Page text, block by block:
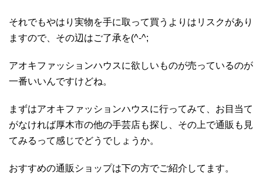
それでもやはり実物を手に取って買うよりはリスクがあり
ますので、その辺はご了承を(^-^;
アオキファッションハウスに欲しいものが売っているのが
一番いいんですけどね。
まずはアオキファッションハウスに行ってみて、お目当て
がなければ厚木市の他の手芸店も探し、その上で通販も見
てみるって感じでどうでしょうか。
おすすめの通販ショップは下の方でご紹介してます。